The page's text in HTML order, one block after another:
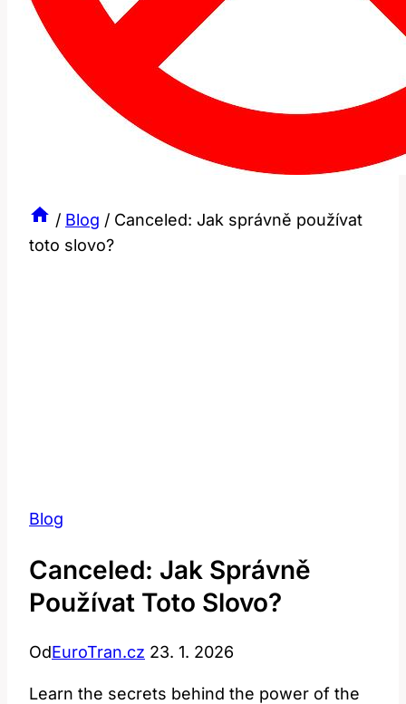
/ Blog / Canceled: Jak správně používat
toto slovo?
Blog
Canceled: Jak Správně
Používat Toto Slovo?
OdEuroTran.cz 23. 1. 2026
Learn the secrets behind the power of the